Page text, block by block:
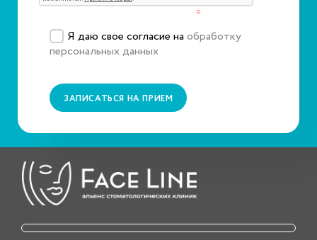
*
Я даю свое согласие на обработку
персональных данных
ЗАПИСАТЬСЯ НА ПРИЕМ